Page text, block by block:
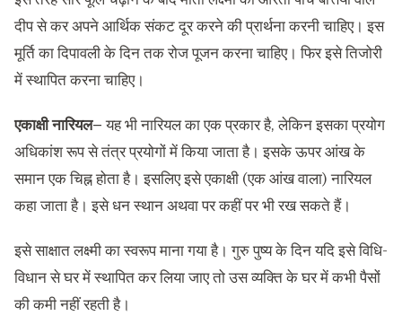
दीप से कर अपने आर्थिक संकट दूर करने की प्रार्थना करनी चाहिए। इस
मूर्ति का दिपावली के दिन तक रोज पूजन करना चाहिए। फिर इसे तिजोरी
में स्थापित करना चाहिए।
एकाक्षी नारियल–यह भी नारियल का एक प्रकार है, लेकिन इसका प्रयोग
अधिकांश रूप से तंत्र प्रयोगों में किया जाता है। इसके ऊपर आंख के
समान एक चिह्न होता है। इसलिए इसे एकाक्षी (एक आंख वाला) नारियल
कहा जाता है। इसे धन स्थान अथवा पर कहीं पर भी रख सकते हैं।
इसे साक्षात लक्ष्मी का स्वरूप माना गया है। गुरु पुष्य के दिन यदि इसे विधि-
विधान से घर में स्थापित कर लिया जाए तो उस व्यक्ति के घर में कभी पैसों
की कमी नहीं रहती है।